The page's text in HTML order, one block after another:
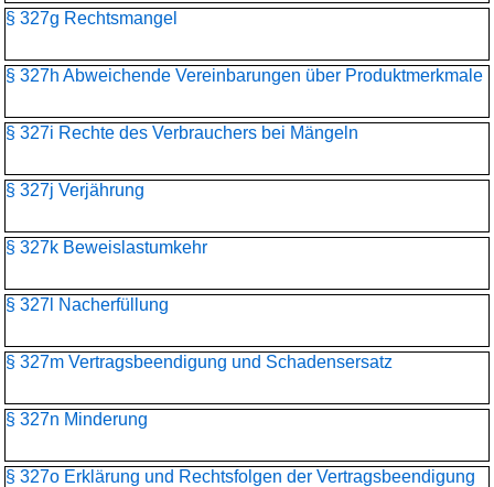
§ 327g Rechtsmangel
§ 327h Abweichende Vereinbarungen über Produktmerkmale
§ 327i Rechte des Verbrauchers bei Mängeln
§ 327j Verjährung
§ 327k Beweislastumkehr
§ 327l Nacherfüllung
§ 327m Vertragsbeendigung und Schadensersatz
§ 327n Minderung
§ 327o Erklärung und Rechtsfolgen der Vertragsbeendigung